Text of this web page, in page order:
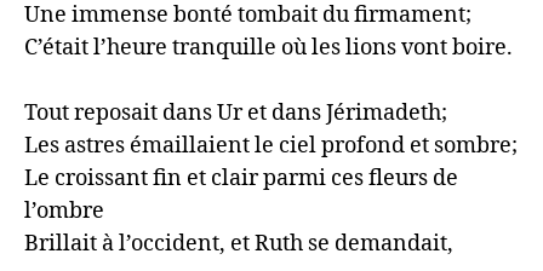
Une immense bonté tombait du firmament;
C’était l’heure tranquille où les lions vont boire.
Tout reposait dans Ur et dans Jérimadeth;
Les astres émaillaient le ciel profond et sombre;
Le croissant fin et clair parmi ces fleurs de
l’ombre
Brillait à l’occident, et Ruth se demandait,